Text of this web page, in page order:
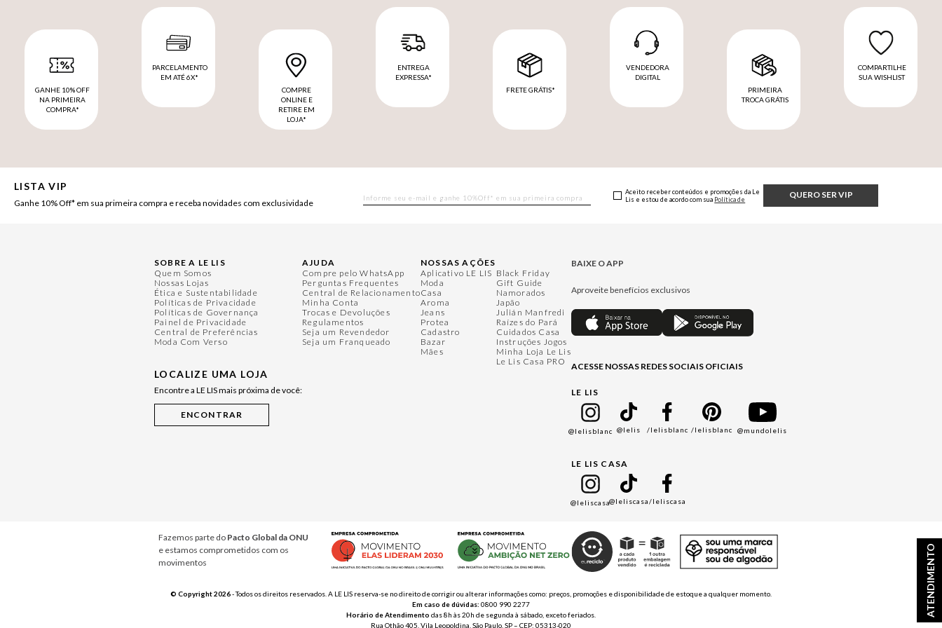
ATENDIMENTO
GANHE 10% OFF
NA PRIMEIRA
COMPRA*
PARCELAMENTO
EM ATÉ 6X*
COMPRE
ONLINE E
RETIRE EM
LOJA*
ENTREGA
EXPRESSA*
FRETE GRÁTIS*
VENDEDORA
DIGITAL
PRIMEIRA
TROCA GRÁTIS
COMPARTILHE
SUA WISHLIST
LISTA VIP
Ganhe 10% Off* em sua primeira compra e receba novidades com exclusividade
QUERO SER VIP
Aceito receber conteúdos e promoções da Le
Lis e estou de acordo com sua Política de
SOBRE A LE LIS
Quem Somos
Nossas Lojas
Ética e Sustentabilidade
Políticas de Privacidade
Políticas de Governança
Painel de Privacidade
Central de Preferências
Moda Com Verso
LOCALIZE UMA LOJA
Encontre a LE LIS mais próxima de você:
AJUDA
Compre pelo WhatsApp
Perguntas Frequentes
Central de Relacionamento
Minha Conta
Trocas e Devoluções
Regulamentos
Seja um Revendedor
Seja um Franqueado
NOSSAS AÇÕES
Aplicativo LE LIS
Moda
Casa
Aroma
Jeans
Protea
Cadastro
Bazar
Mães
Black Friday
Gift Guide
Namorados
Japão
Julián Manfredi
Raízes do Pará
Cuidados Casa
Instruções Jogos
Minha Loja Le Lis
Le Lis Casa PRO
BAIXE O APP
Aproveite benefícios exclusivos
ACESSE NOSSAS REDES SOCIAIS OFICIAIS
LE LIS
@lelisblanc @lelis /lelisblanc /lelisblanc @mundolelis
LE LIS CASA
@leliscasa@leliscasa/leliscasa
Fazemos parte do Pacto Global da ONU
e estamos comprometidos com os
movimentos
© Copyright 2026- Todos os direitos reservados. A LE LIS reserva-se no direito de corrigir ou alterar informações como: preços, promoções e disponibilidade de estoque a qualquer momento.
Em caso de dúvidas: 0800 990 2277
Horário de Atendimento das 8h às 20h de segunda à sábado, exceto feriados.
Rua Othão 405, Vila Leopoldina, São Paulo, SP – CEP: 05313-020